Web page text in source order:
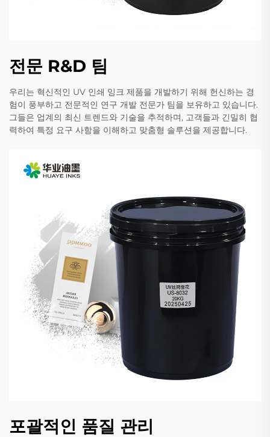
전문 R&D 팀
우리는 혁신적인 UV 인쇄 잉크 제품을 개발하기 위해 헌신하는 경
험이 풍부하고 전문적인 연구 개발 전문가 팀을 보유하고 있습니다.
그들은 업계의 최신 트렌드와 기술을 추적하며, 고객들과 긴밀히 협
력하여 특정 요구 사항을 이해하고 맞춤형 솔루션을 제공합니다.
포괄적인 품질 관리